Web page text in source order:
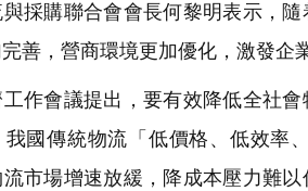
採購聯合會會長何黎明表示，隨
善，營商環境更加優化，激發企
作會議提出，要有效降低全社會
我國傳統物流「低價格、低效率
市場增速放緩，降成本壓力難